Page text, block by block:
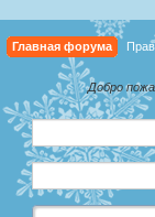
Главная форума
Добро